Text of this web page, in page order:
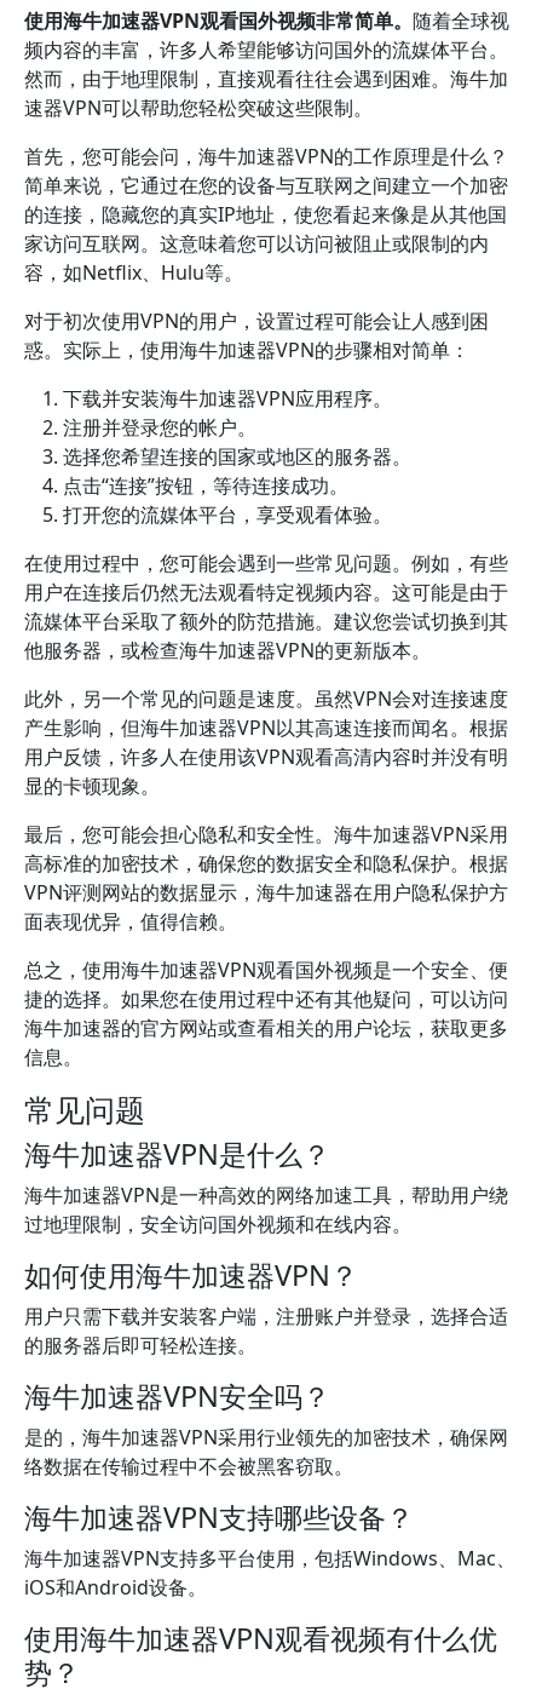
使用海牛加速器VPN观看国外视频非常简单。 随着全球视
频内容的丰富，许多人希望能够访问国外的流媒体平台。
然而，由于地理限制，直接观看往往会遇到困难。海牛加
速器VPN可以帮助您轻松突破这些限制。
首先，您可能会问，海牛加速器VPN的工作原理是什么？
简单来说，它通过在您的设备与互联网之间建立一个加密
的连接，隐藏您的真实IP地址，使您看起来像是从其他国
家访问互联网。这意味着您可以访问被阻止或限制的内
容，如Netflix、Hulu等。
对于初次使用VPN的用户，设置过程可能会让人感到困
惑。实际上，使用海牛加速器VPN的步骤相对简单：
下载并安装海牛加速器VPN应用程序。
注册并登录您的帐户。
选择您希望连接的国家或地区的服务器。
点击“连接”按钮，等待连接成功。
打开您的流媒体平台，享受观看体验。
在使用过程中，您可能会遇到一些常见问题。例如，有些
用户在连接后仍然无法观看特定视频内容。这可能是由于
流媒体平台采取了额外的防范措施。建议您尝试切换到其
他服务器，或检查海牛加速器VPN的更新版本。
此外，另一个常见的问题是速度。虽然VPN会对连接速度
产生影响，但海牛加速器VPN以其高速连接而闻名。根据
用户反馈，许多人在使用该VPN观看高清内容时并没有明
显的卡顿现象。
最后，您可能会担心隐私和安全性。海牛加速器VPN采用
高标准的加密技术，确保您的数据安全和隐私保护。根据
VPN评测网站的数据显示，海牛加速器在用户隐私保护方
面表现优异，值得信赖。
总之，使用海牛加速器VPN观看国外视频是一个安全、便
捷的选择。如果您在使用过程中还有其他疑问，可以访问
海牛加速器的官方网站或查看相关的用户论坛，获取更多
信息。
常见问题
海牛加速器VPN是什么？
海牛加速器VPN是一种高效的网络加速工具，帮助用户绕
过地理限制，安全访问国外视频和在线内容。
如何使用海牛加速器VPN？
用户只需下载并安装客户端，注册账户并登录，选择合适
的服务器后即可轻松连接。
海牛加速器VPN安全吗？
是的，海牛加速器VPN采用行业领先的加密技术，确保网
络数据在传输过程中不会被黑客窃取。
海牛加速器VPN支持哪些设备？
海牛加速器VPN支持多平台使用，包括Windows、Mac、
iOS和Android设备。
使用海牛加速器VPN观看视频有什么优
势？